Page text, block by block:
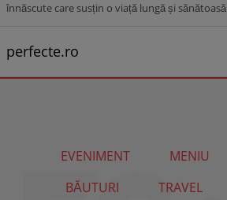
înnăscute care susțin o viață lungă și sănătoasă
perfecte.ro
EVENIMENT MENIU
BĂUTURI
TRAVEL